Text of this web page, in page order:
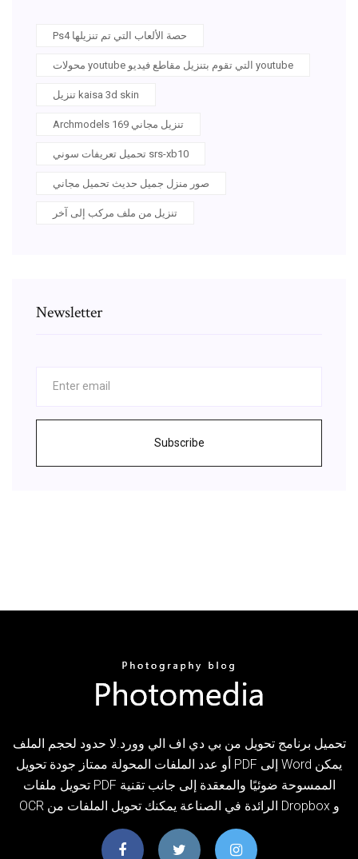
Ps4 حصة الألعاب التي تم تنزيلها
محولات youtube التي تقوم بتنزيل مقاطع فيديو youtube
تنزيل kaisa 3d skin
Archmodels 169 تنزيل مجاني
تحميل تعريفات سوني srs-xb10
صور منزل جميل حديث تحميل مجاني
تنزيل من ملف مركب إلى آخر
Newsletter
Subscribe
تحميل برنامج تحويل من بي دي اف الي وورد.لا حدود لحجم الملف
أو عدد الملفات المحولة ممتاز جودة تحويل PDF إلى Word يمكن
تحويل ملفات PDF الممسوحة ضوئيًا والمعقدة إلى جانب تقنية
OCR الرائدة في الصناعة يمكنك تحويل الملفات من Dropbox و